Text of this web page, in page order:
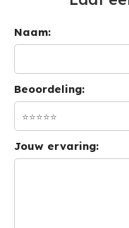
Naam:
Beoordeling:
Jouw ervaring: